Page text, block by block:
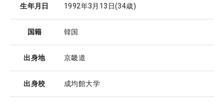
生年月日 1992年3月13日(34歳)
国籍 韓国
出身地 京畿道
出身校 成均館大学